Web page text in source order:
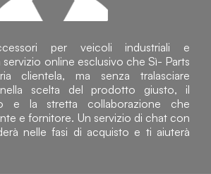
per veicoli industriali e
online esclusivo che Sì- Parts
clientela, ma senza tralasciare
nella scelta del prodotto giusto, il
e la stretta collaborazione che
e fornitore. Un servizio di chat con
nelle fasi di acquisto e ti aiuterà